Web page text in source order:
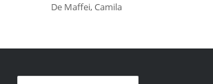
De Maffei, Camila